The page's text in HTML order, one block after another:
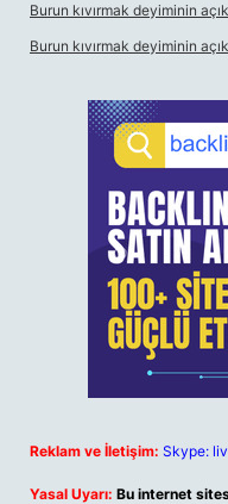
Burun kıvırmak deyiminin
Burun kıvırmak deyiminin
Reklam ve İletişim: Skype:
Yasal Uyarı: Bu internet